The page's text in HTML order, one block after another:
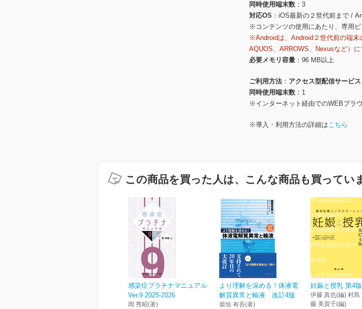
同時使用端末数
3
対応OS
iOS最新の２世代前まで /
※コンテンツの使用にあたり、専用
※Androidは、Android２世代前の端末
AQUOS、ARROWS、Nexusなど）
必要メモリ容量
96 MB以上
ご利用方法
アクセス型配信サービス
同時使用端末数
1
※インターネット経由でのWEBブラ
※導入・利用方法の詳細はこちら
この商品を買った人は、こんな商品も買ってい
感染症プラチナマニュアル
Ver.9 2025-2026
岡 秀昭(著)
より理解を深める！体液電
解質異常と輸液 改訂4版
柴垣 有吾(著)
妊娠と授乳 第4版
伊藤 真也(編) 村島
藤 美賀子(編)